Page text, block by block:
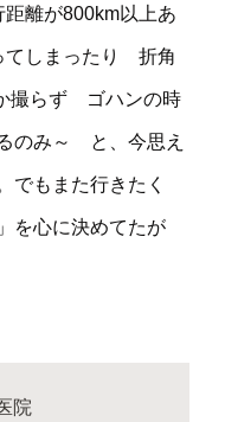
離が800km以上あ
てしまったり 折角
撮らず ゴハンの時
のみ～ と、今思え
でもまた行きたく
を心に決めてたが
院